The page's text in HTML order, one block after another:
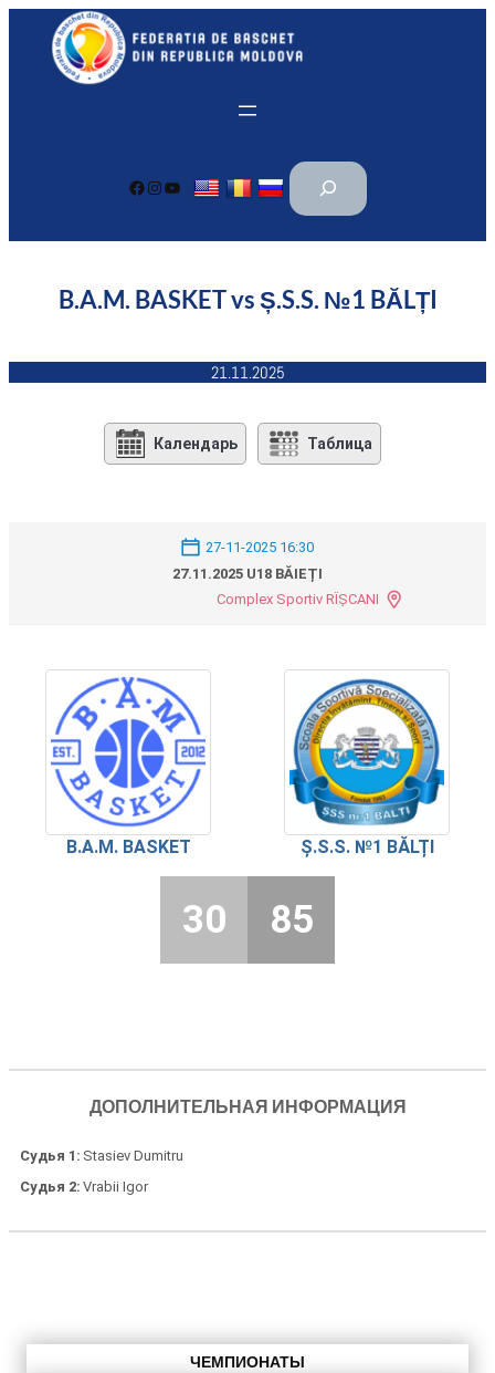
Перейти
содержимому
Facebook Instagram YouTube
П
и
B.A.M. BASKET vs Ș.S.S. №1 BĂLȚI
21.11.2025
Календарь Таблица
27-11-2025 16:30
27.11.2025 U18 BĂIEȚI
Complex Sportiv RÎȘCANI
B.A.M. BASKET Ș.S.S. №1 BĂLȚI
30 85
ДОПОЛНИТЕЛЬНАЯ ИНФОРМАЦИЯ
Судья 1 Stasiev Dumitru
Судья 2 Vrabii Igor
ЧЕМПИОНАТЫ